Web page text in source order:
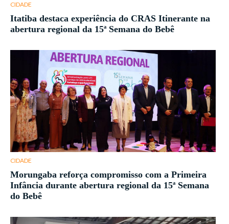
CIDADE
Itatiba destaca experiência do CRAS Itinerante na
abertura regional da 15ª Semana do Bebê
CIDADE
Morungaba reforça compromisso com a Primeira
Infância durante abertura regional da 15ª Semana
do Bebê